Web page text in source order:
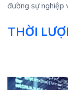
đường sự nghiệp
THỜI